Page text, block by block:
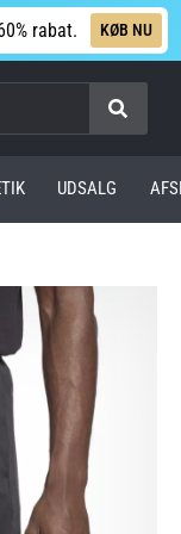
rabat. KØB NU
UDSALG